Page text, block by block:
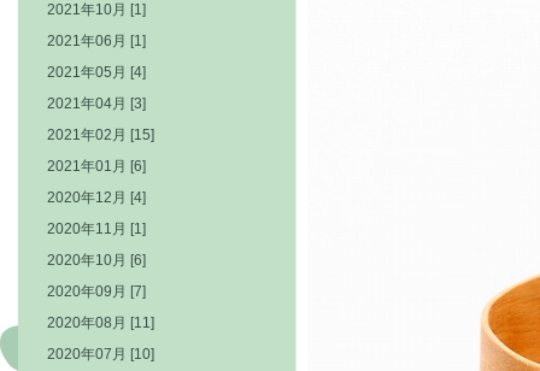
2021年10月 [1]
2021年06月 [1]
2021年05月 [4]
2021年04月 [3]
2021年02月 [15]
2021年01月 [6]
2020年12月 [4]
2020年11月 [1]
2020年10月 [6]
2020年09月 [7]
2020年08月 [11]
2020年07月 [10]